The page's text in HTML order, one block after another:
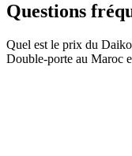
Questions
Quel est le prix du
Double-porte au Maroc